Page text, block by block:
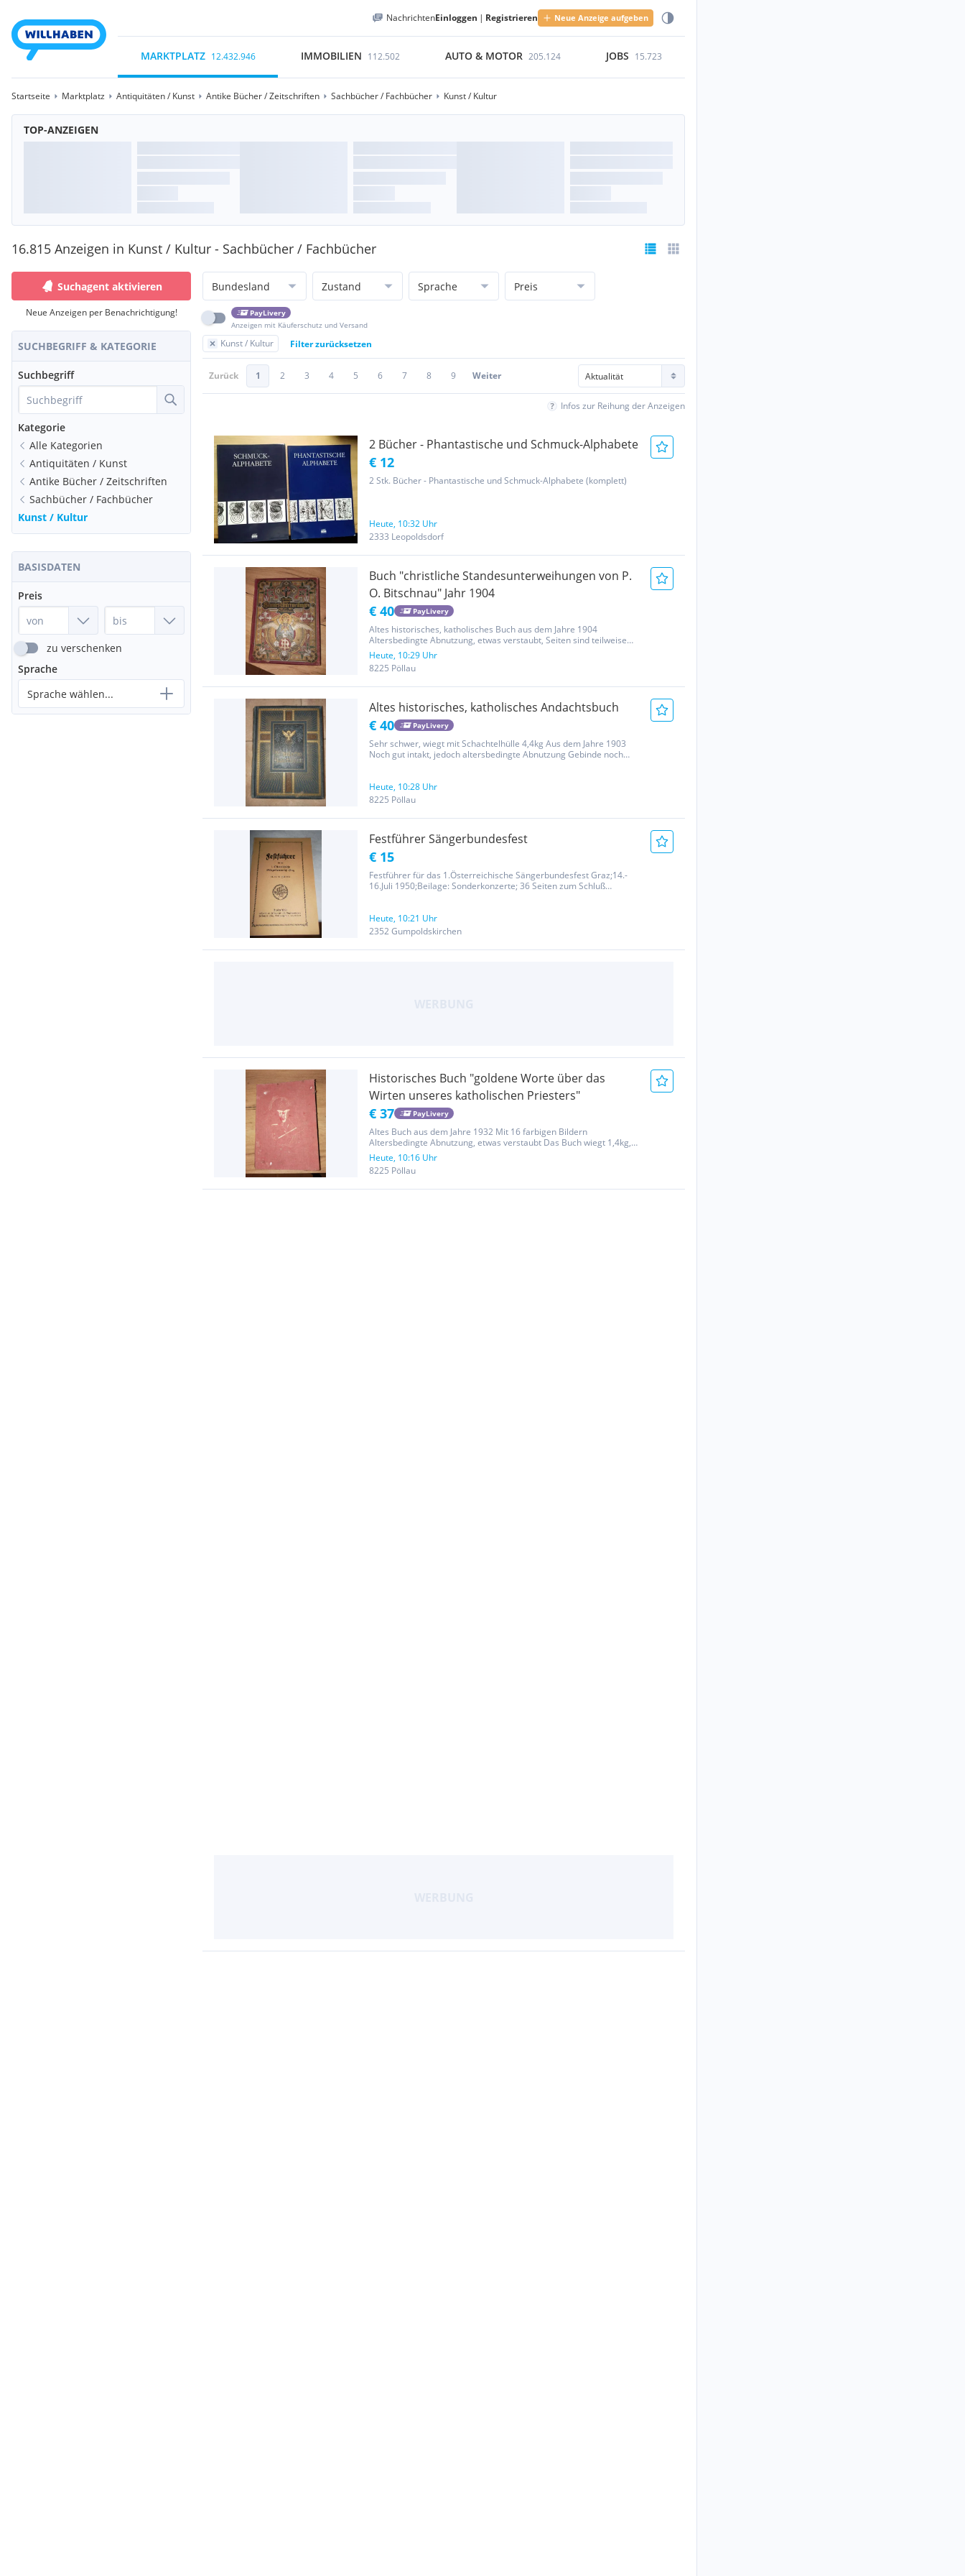
NachrichtenEinloggen | Registrieren Neue Anzeige aufgeben
MARKTPLATZ 12.432.946 IMMOBILIEN 112.502 AUTO & MOTOR 205.124 JOBS 15.723
Startseite Marktplatz Antiquitäten / Kunst Antike Bücher / Zeitschriften Sachbücher / Fachbücher Kunst / Kultur
TOP-ANZEIGEN
16.815 Anzeigen in Kunst / Kultur - Sachbücher / Fachbücher
Suchagent aktivieren
Neue Anzeigen per Benachrichtigung!
SUCHBEGRIFF & KATEGORIE
Suchbegriff
Kategorie
Alle Kategorien
Antiquitäten / Kunst
Antike Bücher / Zeitschriften
Sachbücher / Fachbücher
Kunst / Kultur
BASISDATEN
Preis
zu verschenken
Sprache
Sprache wählen...
Bundesland Zustand Sprache Preis
PayLivery
Anzeigen mit Käuferschutz und Versand
Kunst / Kultur Filter zurücksetzen
Zurück 1 2 3 4 5 6 7 8 9 Weiter
Infos zur Reihung der Anzeigen
2 Bücher - Phantastische und Schmuck-Alphabete
€ 12
2 Stk. Bücher - Phantastische und Schmuck-Alphabete (komplett)
Heute, 10:32 Uhr
2333 Leopoldsdorf
Buch "christliche Standesunterweihungen von P.
O. Bitschnau" Jahr 1904
€ 40 PayLivery
Altes historisches, katholisches Buch aus dem Jahre 1904
Altersbedingte Abnutzung, etwas verstaubt, Seiten sind teilweise
mit Fingerabdrücken verschmutzt Das Buch wiegt 2,4kg, hat 594
Seiten, Inhaltsverzeichnis siehe Bilder Mit selbst geschrieben
Gebet,...
Heute, 10:29 Uhr
8225 Pöllau
Altes historisches, katholisches Andachtsbuch
€ 40 PayLivery
Sehr schwer, wiegt mit Schachtelhülle 4,4kg Aus dem Jahre 1903
Noch gut intakt, jedoch altersbedingte Abnutzung Gebinde noch
Heute, 10:28 Uhr
8225 Pöllau
Festführer Sängerbundesfest
€ 15
Festführer für das 1.Österreichische Sängerbundesfest Graz;14.-
16.Juli 1950;Beilage: Sonderkonzerte; 36 Seiten zum Schluß
Umtausch;keineRücknahme;Privatverkauf;...
Heute, 10:21 Uhr
2352 Gumpoldskirchen
Historisches Buch "goldene Worte über das
Wirten unseres katholischen Priesters"
€ 37 PayLivery
Altes Buch aus dem Jahre 1932 Mit 16 farbigen Bildern
Altersbedingte Abnutzung, etwas verstaubt Das Buch wiegt 1,4kg,
hat 400 Seiten, Inhaltsverzeichnis siehe Bilder Ansonsten Buch und
Gebinde intakt Versandkosten trägt der Käufer Keine Rücknahme
oder...
Heute, 10:16 Uhr
8225 Pöllau